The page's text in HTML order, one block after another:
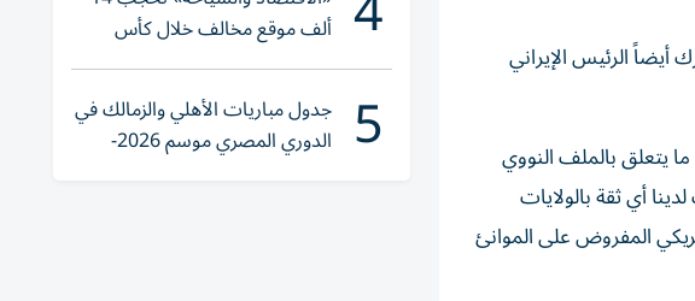
الرئيس الإيراني
يتعلق بالملف النووي
أي ثقة بالولايات
المفروض على الموانئ
ألف موقع مخالف خلال كأس
العالم 2026
5 جدول مباريات الأهلي والزمالك في
الدوري المصري موسم 2026-